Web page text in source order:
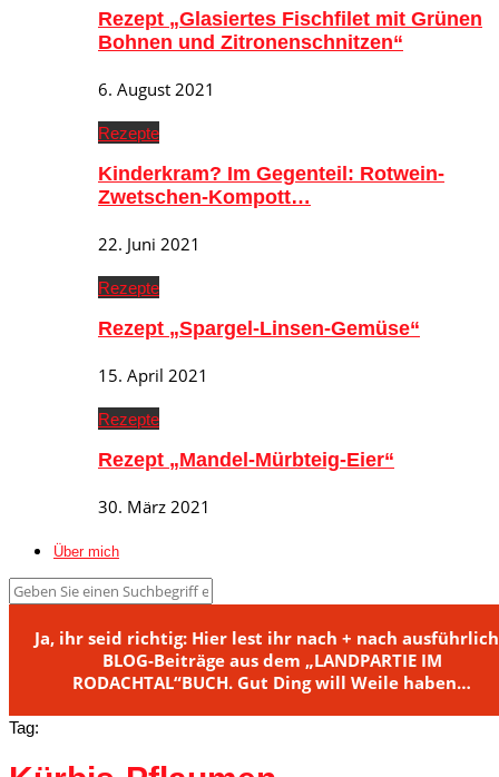
Rezept „Glasiertes Fischfilet mit Grünen
Bohnen und Zitronenschnitzen“
6. August 2021
Rezepte
Kinderkram? Im Gegenteil: Rotwein-
Zwetschen-Kompott…
22. Juni 2021
Rezepte
Rezept „Spargel-Linsen-Gemüse“
15. April 2021
Rezepte
Rezept „Mandel-Mürbteig-Eier“
30. März 2021
Über mich
Ja, ihr seid richtig: Hier lest ihr nach + nach
BLOG-Beiträge aus dem „LANDPARTIE IM
RODACHTAL“BUCH. Gut Ding will Weile haben…
Tag: